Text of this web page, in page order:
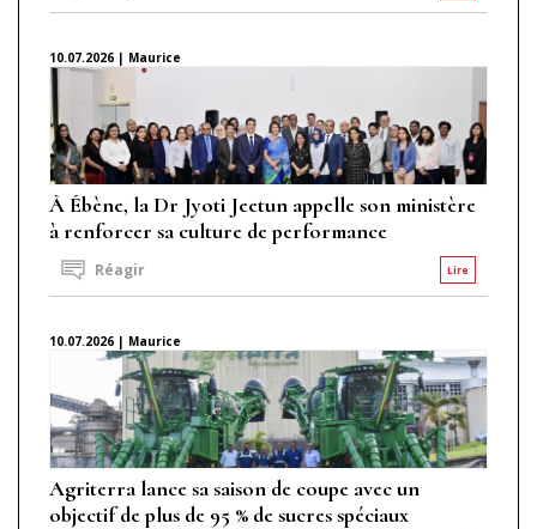
10.07.2026 | Maurice
À Ébène, la Dr Jyoti Jeetun appelle son ministère
à renforcer sa culture de performance
Lire
Réagir
10.07.2026 | Maurice
Agriterra lance sa saison de coupe avec un
objectif de plus de 95 % de sucres spéciaux